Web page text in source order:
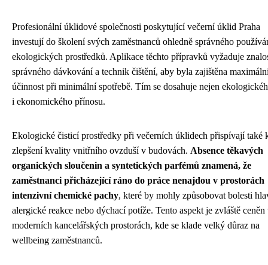
Profesionální úklidové společnosti poskytující večerní úklid Praha
investují do školení svých zaměstnanců ohledně správného
ekologických prostředků. Aplikace těchto přípravků vyžaduje
správného dávkování a technik čištění, aby byla zajištěna
účinnost při minimální spotřebě. Tím se dosahuje nejen
i ekonomického přínosu.
Ekologické čisticí prostředky při večerních úklidech přispívají také
zlepšení kvality vnitřního ovzduší v budovách. Absence těkavých
organických sloučenin a syntetických parfémů znamená, že
zaměstnanci přicházející ráno do práce nenajdou v prostorách
intenzivní chemické pachy, které by mohly způsobovat bolesti
alergické reakce nebo dýchací potíže. Tento aspekt je zvláště ceněn
moderních kancelářských prostorách, kde se klade velký důraz na
wellbeing zaměstnanců.